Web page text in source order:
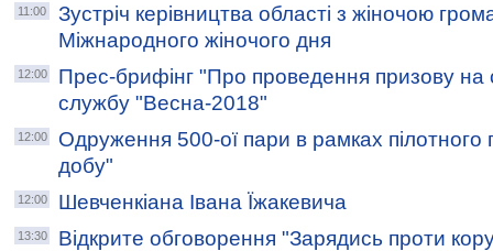
11:00
Зустріч керівництва області з жіночою
Міжнародного жіночого дня
12:00
Прес-брифінг "Про проведення призову на
службу "Весна-2018"
12:00
Одруження 500-ої пари в рамках
добу"
12:00 Шевченкіана Івана Їжакевича
13:30
Відкрите обговорення "Зарядись проти